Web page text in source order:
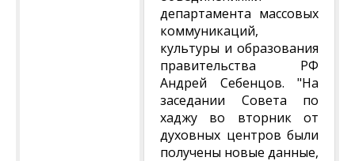
департамента массовых
коммуникаций,
культуры и образования
правительства РФ
Андрей Себенцов. "На
заседании Совета по
хаджу во вторник от
духовных центров были
получены новые данные,